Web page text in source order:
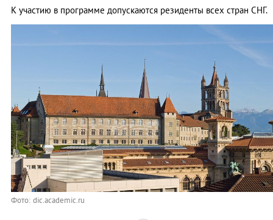
К участию в программе допускаются резиденты всех стран СНГ.
Фото: dic.academic.ru